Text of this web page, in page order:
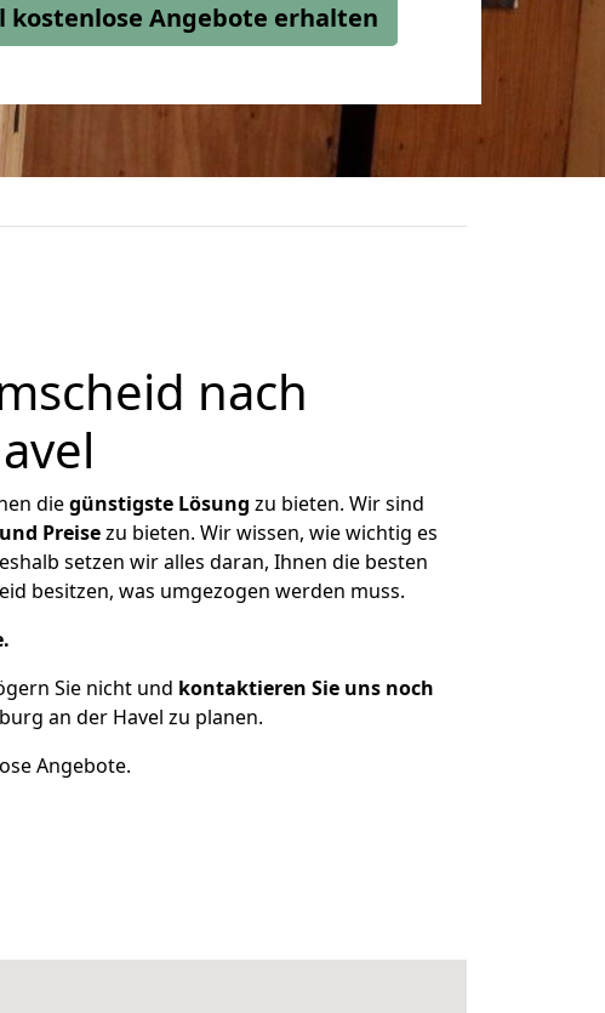
kostenlose Angebote erhalten
nach
diegünstigste Lösung zu bieten. Wir sind
Preisezu bieten. Wir wissen, wie wichtig es
setzen wir alles daran, Ihnen die besten
besitzen, was umgezogen werden muss.
Sie nicht und kontaktieren Sie uns noch
an der Havel zu planen.
Angebote.